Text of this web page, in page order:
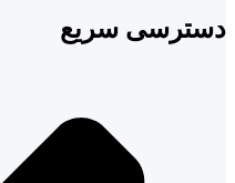
دسترسی سریع